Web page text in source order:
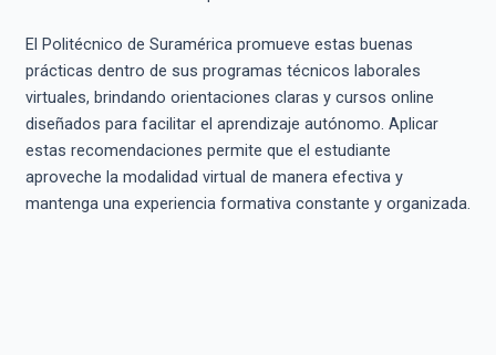
El Politécnico de Suramérica promueve estas buenas
prácticas dentro de sus programas técnicos laborales
virtuales, brindando orientaciones claras y cursos online
diseñados para facilitar el aprendizaje autónomo. Aplicar
estas recomendaciones permite que el estudiante
aproveche la modalidad virtual de manera efectiva y
mantenga una experiencia formativa constante y organizada.